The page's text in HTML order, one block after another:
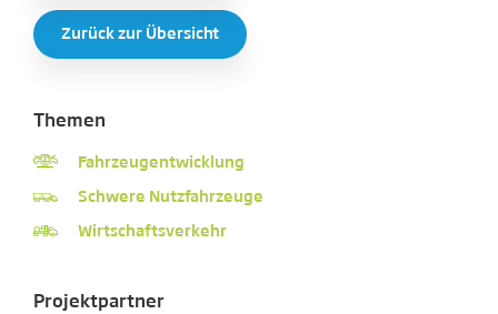
Zurück zur Übersicht
Themen
Fahrzeugentwicklung
Schwere Nutzfahrzeuge
Wirtschaftsverkehr
Projektpartner